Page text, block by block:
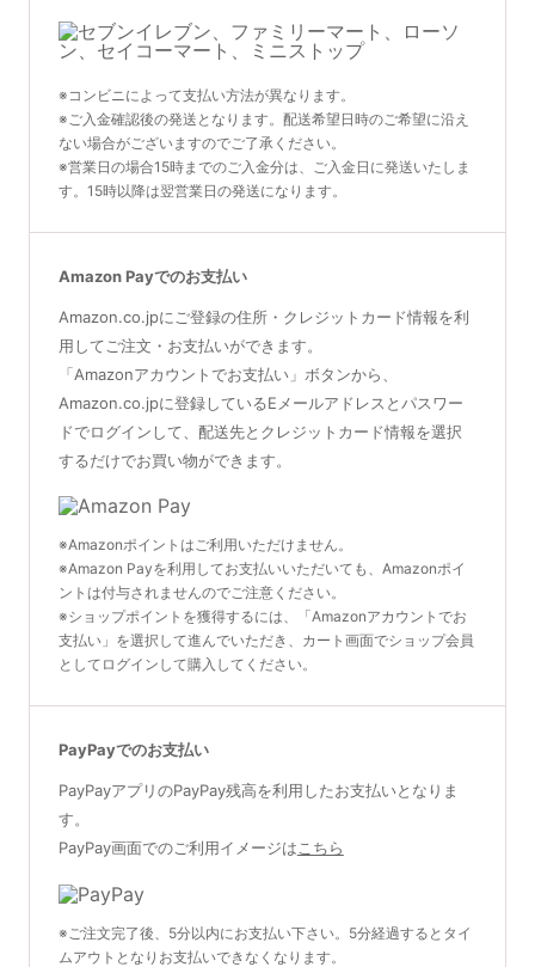
※コンビニによって支払い方法が異なります。
※ご入金確認後の発送となります。配送希望日時のご希望に沿え
ない場合がございますのでご了承ください。
※営業日の場合15時までのご入金分は、ご入金日に発送いたしま
す。15時以降は翌営業日の発送になります。
Amazon Payでのお支払い
Amazon.co.jpにご登録の住所・クレジットカード情報を利
用してご注文・お支払いができます。
「Amazonアカウントでお支払い」ボタンから、
Amazon.co.jpに登録しているEメールアドレスとパスワー
ドでログインして、配送先とクレジットカード情報を選択
するだけでお買い物ができます。
※Amazonポイントはご利用いただけません。
※Amazon Payを利用してお支払いいただいても、Amazonポイ
ントは付与されませんのでご注意ください。
※ショップポイントを獲得するには、「Amazonアカウントでお
支払い」を選択して進んでいただき、カート画面でショップ会員
としてログインして購入してください。
PayPayでのお支払い
PayPayアプリのPayPay残高を利用したお支払いとなりま
す。
PayPay画面でのご利用イメージは こちら
※ご注文完了後、5分以内にお支払い下さい。5分経過するとタイ
ムアウトとなりお支払いできなくなります。